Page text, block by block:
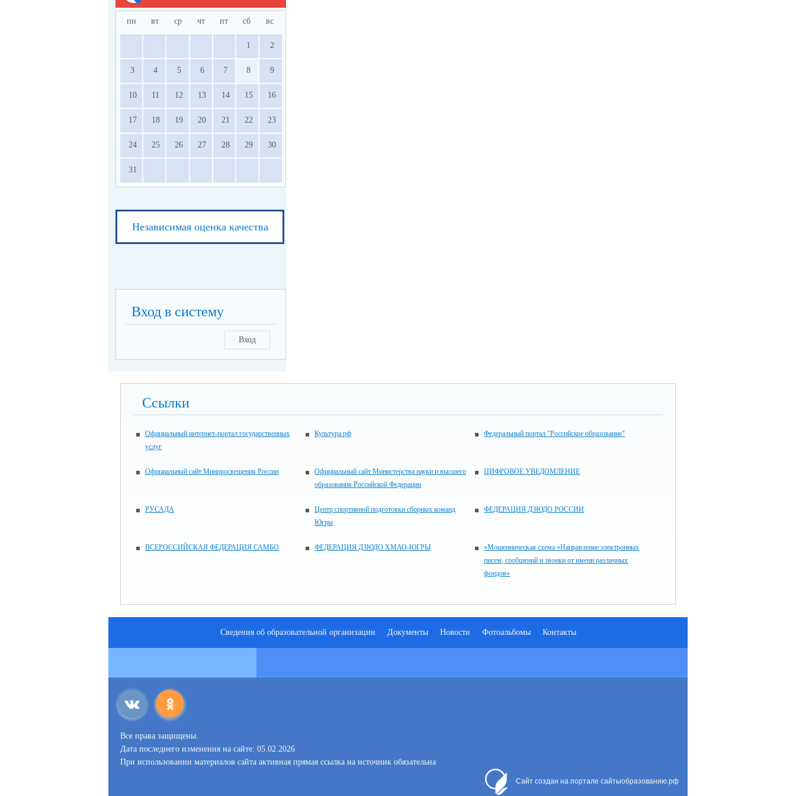
пн вт ср чт пт сб вс
1 2
3 4 5 6 7 8 9
10 11 12 13 14 15 16
17 18 19 20 21 22 23
24 25 26 27 28 29 30
31
Независимая оценка качества
Вход в систему
Вход
Ссылки
Официальный интернет-портал государственных
услуг
Культура.рф Федеральный портал "Российское образование"
Официальный сайт Минпросвещения России
Официальный сайт Министерства науки и высшего
образования Российской Федерации
ЦИФРОВОЕ УВЕДОМЛЕНИЕ
РУСАДА
Центр спортивной подготовки сборных команд
Югры
ФЕДЕРАЦИЯ ДЗЮДО РОССИИ
ВСЕРОССИЙСКАЯ ФЕДЕРАЦИЯ САМБО ФЕДЕРАЦИЯ ДЗЮДО ХМАО-ЮГРЫ
«Мошенническая схема «Направление электронных
писем, сообщений и звонки от имени различных
фондов»
Сведения об образовательной организации Документы Новости Фотоальбомы Контакты
Все права защищены.
Дата последнего изменения на сайте: 05.02.2026
При использовании материалов сайта активная прямая ссылка на источник обязательна
Сайт создан на портале сайтыобразованию.рф